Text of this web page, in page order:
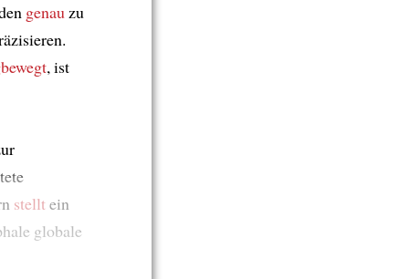
genauzu
, ist
stelltein
globale